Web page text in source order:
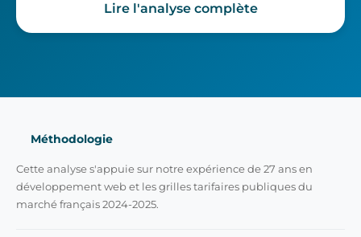
Lire l'analyse complète
Méthodologie
Cette analyse s'appuie sur notre expérience de 27 ans en
développement web et les grilles tarifaires publiques du
marché français 2024-2025.